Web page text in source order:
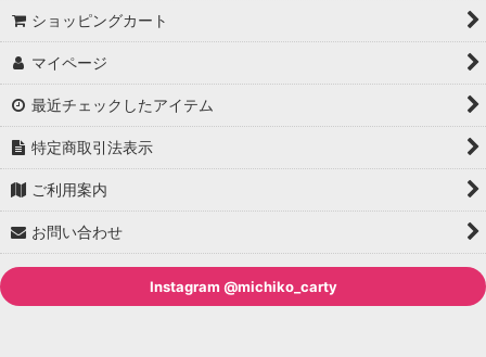
ショッピングカート
マイページ
最近チェックしたアイテム
特定商取引法表示
ご利用案内
お問い合わせ
Instagram @michiko_carty